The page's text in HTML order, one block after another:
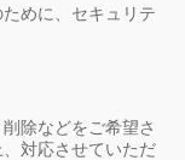
めに、セキュリテ
除などをご希望さ
対応させていただ